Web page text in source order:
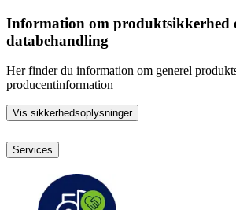
Information om produktsikkerhed
databehandling
Her finder du information om generel
producentinformation
Vis sikkerhedsoplysninger
Services